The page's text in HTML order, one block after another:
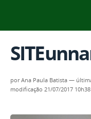
porAna Paula Batista —
modificação 21/07/2017 10h38